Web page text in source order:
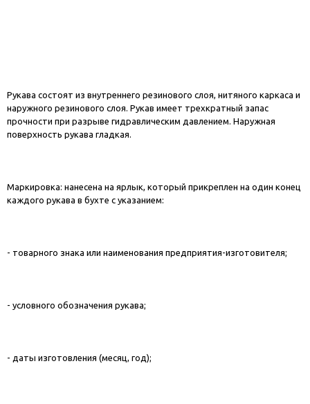
Рукава состоят из внутреннего резинового слоя, нитяного каркаса и
наружного резинового слоя. Рукав имеет трехкратный запас
прочности при разрыве гидравлическим давлением. Наружная
поверхность рукава гладкая.
Маркировка: нанесена на ярлык, который прикреплен на один конец
каждого рукава в бухте с указанием:
- товарного знака или наименования предприятия-изготовителя;
- условного обозначения рукава;
- даты изготовления (месяц, год);